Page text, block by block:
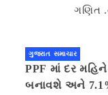
ગુજરાત સમાચાર
PPF માં દર
બનાવશે અને